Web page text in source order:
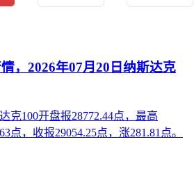
，2026年07月20日纳斯达克
克100开盘报28772.44点，最高
点，收报29054.25点，涨281.81点。